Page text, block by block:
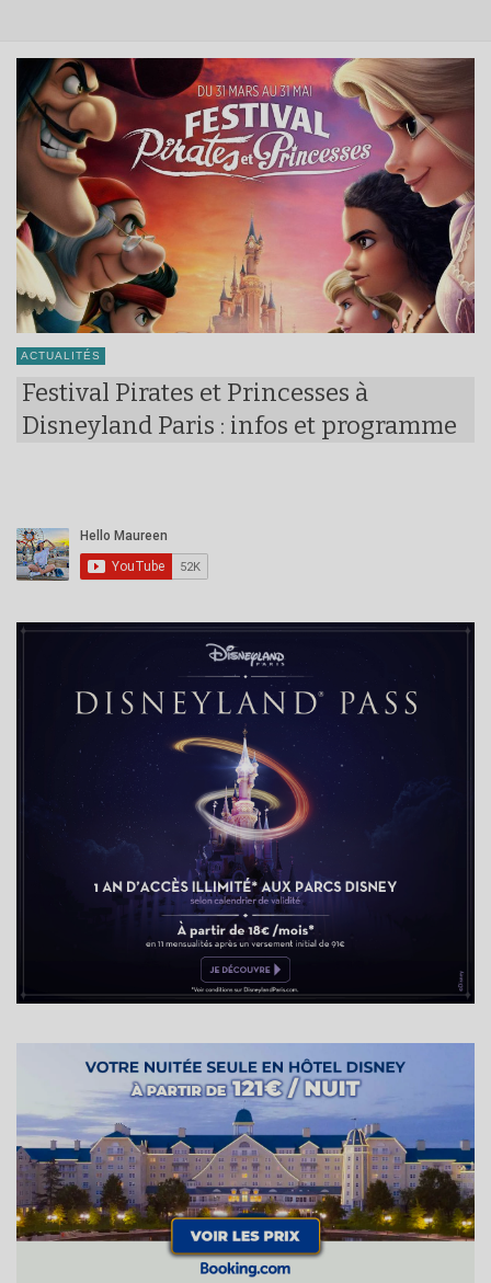
ACTUALITÉS
Festival Pirates et Princesses à
Disneyland Paris : infos et programme